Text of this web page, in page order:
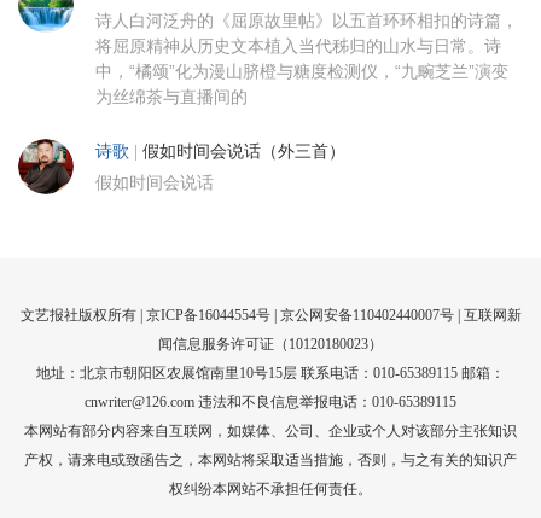
诗人白河泛舟的《屈原故里帖》以五首环环相扣的诗篇，
将屈原精神从历史文本植入当代秭归的山水与日常。诗
中，“橘颂”化为漫山脐橙与糖度检测仪，“九畹芝兰”演变
为丝绵茶与直播间的
诗歌 | 假如时间会说话（外三首）
假如时间会说话
文艺报社版权所有 | 京ICP备16044554号| 京公网安备110402440007号 | 互联网新
闻信息服务许可证（10120180023）
地址：北京市朝阳区农展馆南里10号15层 联系电话：010-65389115 邮箱：
cnwriter@126.com 违法和不良信息举报电话：010-65389115
本网站有部分内容来自互联网，如媒体、公司、企业或个人对该部分主张知识
产权，请来电或致函告之，本网站将采取适当措施，否则，与之有关的知识产
权纠纷本网站不承担任何责任。